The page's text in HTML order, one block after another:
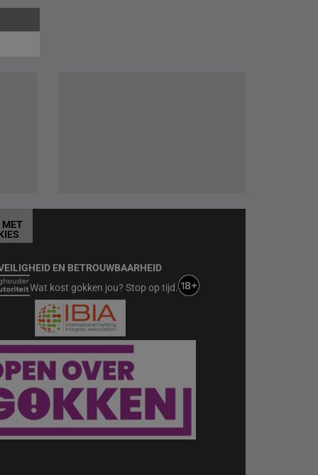
EN BETROUWBAARHEID
Wat kost gokken jou? Stop op tijd.